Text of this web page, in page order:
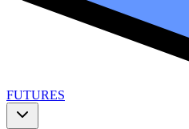
FUTURES